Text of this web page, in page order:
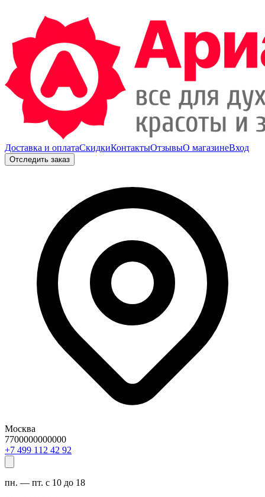
Доставка и оплатаСкидкиКонтактыОтзывыО магазинеВход
Отследить заказ
Москва
7700000000000
29 24 211 994 7+
пн. — пт. с 10 до 18